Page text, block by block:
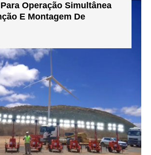
Operação Simultânea
E Montagem De